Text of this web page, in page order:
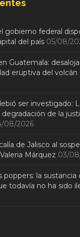
gobierno federal
del país 05/08/
Guatemala:
eruptiva del volcán
ser investigado:
degradación de la
08/2026
de Jalisco al
Márquez 03/
poppers: la
todavía no ha sido